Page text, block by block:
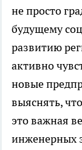
не просто
будущему
развитию
активно
новые
выяснять,
это важная
инженерных